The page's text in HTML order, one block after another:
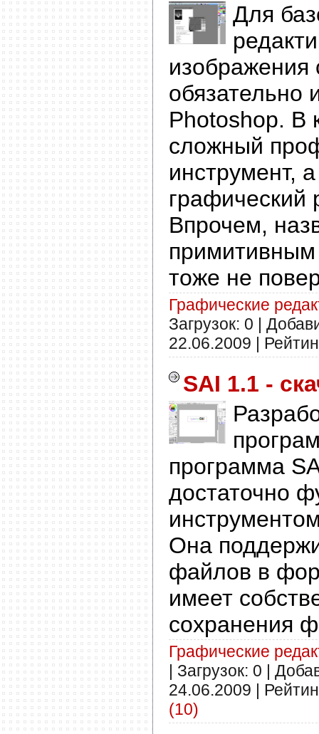
Для
изображения
обязательно
Photoshop. В
сложный
инструмент,
графический
Впрочем,
тоже не
Графические
Загрузок: 0 |
22.06.2009 |
SAI 1.1 -
программа
достаточно
Она
файлов в
имеет
сохранения
Графические
| Загрузок: 0 |
24.06.2009 |
(10)